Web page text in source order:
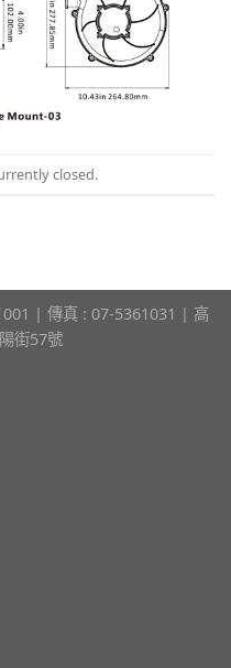
closed.
| 傳真 : 07-5361031 | 高
街57號